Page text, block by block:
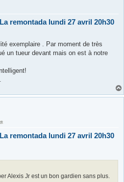
remontada lundi 27 avril 20h30
exemplaire . Par moment de très
un tueur devant mais on est à notre
remontada lundi 27 avril 20h30
Alexis Jr est un bon gardien sans plus.